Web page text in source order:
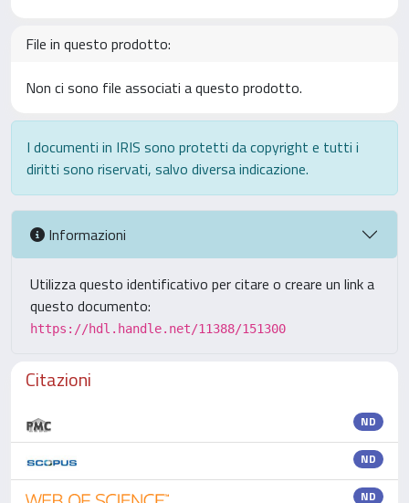
File in questo prodotto:
Non ci sono file associati a questo prodotto.
I documenti in IRIS sono protetti da copyright e tutti i
diritti sono riservati, salvo diversa indicazione.
Informazioni
Utilizza questo identificativo per citare o creare un link a
questo documento:
https://hdl.handle.net/11388/151300
Citazioni
ND
ND
ND